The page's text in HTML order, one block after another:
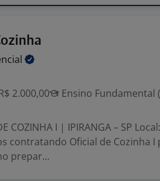
2.000,00
Ensino Fundamental
COZINHA I | IPIRANGA – SP
contratando Oficial de Cozinha I
prepar...